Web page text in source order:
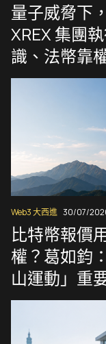
量子威脅下
XREX 集團
識、法幣靠
Web3 大西進 30/07/
比特幣報價
權？葛如鈞
山運動」重